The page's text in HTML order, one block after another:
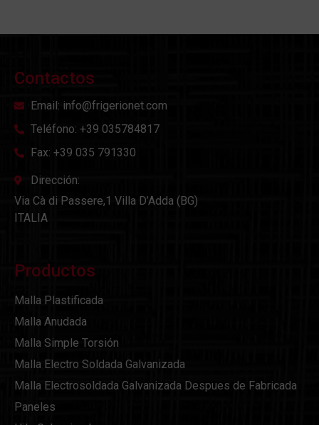
Contactos
Email: info@frigerionet.com
Teléfono: +39 035784817
Fax: +39 035 791330
Dirección:
Via Cà di Passere,1 Villa D’Adda (BG)
ITALIA
Productos
Malla Plastificada
Malla Anudada
Malla Simple Torsión
Malla Electro Soldada Galvanizada
Malla Electrosoldada Galvanizada Despues de Fabricada
Paneles